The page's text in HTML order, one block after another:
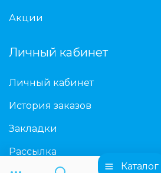
Каталог
Акции
Личный кабинет
Личный кабинет
История заказов
Закладки
Рассылка